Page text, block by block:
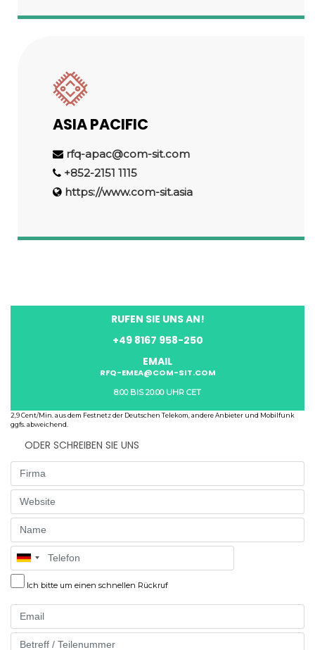
ASIA PACIFIC
rfq-apac@com-sit.com
+852-2151 1115
https://www.com-sit.asia
RUFEN SIE UNS AN!
+49 8167 958-250
EMAIL
RFQ-EMEA@COM-SIT.COM
8.00 BIS 20.00 UHR CET
2,9 Cent/Min. aus dem Festnetz der Deutschen Telekom, andere Anbieter und Mobilfunk
ggfs. abweichend.
ODER SCHREIBEN SIE UNS
Firma
Website
Name
Telefon
Ich bitte um einen schnellen Rückruf
Email
Part